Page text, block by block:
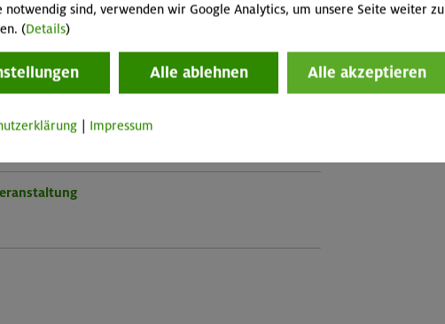
MTB (bitte vorher überprüfen).
notwendig sind, verwenden wir Google Analytics, um unsere Seite weiter zu
(Details)
Alle ablehnen Alle akzeptieren
Impressum